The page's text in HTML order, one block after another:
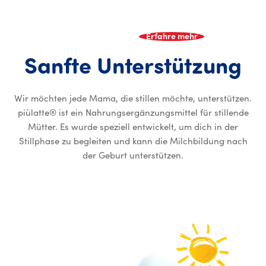
Sanfte Unterstützung
Wir möchten jede Mama, die stillen möchte, unterstützen.
piùlatte® ist ein Nahrungsergänzungsmittel für stillende
Mütter. Es wurde speziell entwickelt, um dich in der
Stillphase zu begleiten und kann die Milchbildung nach
der Geburt unterstützen.
Erfahre mehr